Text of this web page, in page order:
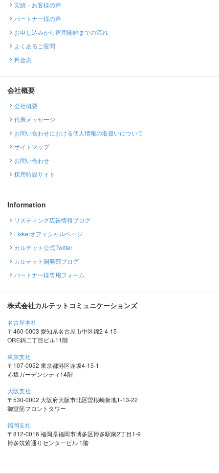
実績・お客様の声
パートナー様の声
お申し込みから運用開始までの流れ
よくあるご質問
料金表
会社概要
会社概要
代表メッセージ
お問い合わせにおける個人情報の取扱いについて
サイトマップ
お問い合わせ
採用特設サイト
Information
リスティング広告情報ブログ
Lisketオフィシャルページ
カルテット公式Twitter
カルテット開発部ブログ
パートナー様専用フォーム
株式会社カルテットコミュニケーションズ
名古屋本社
〒460-0003 愛知県名古屋市中区錦2-4-15
ORE錦二丁目ビル11階
東京支社
〒107-0052 東京都港区赤坂4-15-1
赤坂ガーデンシティ14階
大阪支社
〒530-0002 大阪府大阪市北区曽根崎新地1-13-22
御堂筋フロントタワー
福岡支社
〒812-0016 福岡県福岡市博多区博多駅南2丁目1-9
博多筑紫通りセンタービル 1階